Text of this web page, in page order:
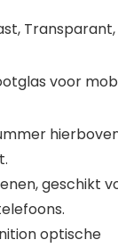
voor
geschikt
optische